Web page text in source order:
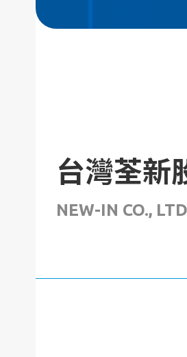
台灣荃新
NEW-IN CO.,